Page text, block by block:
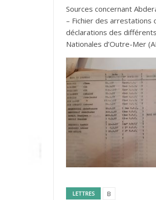
Sources concernant
– Fichier des
déclarations des
Nationales d’Outre-Mer
LETTRES B